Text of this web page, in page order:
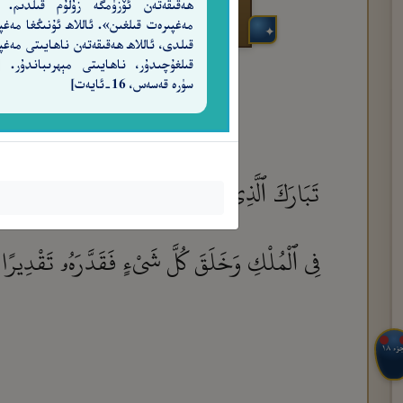
ھەقىقەتەن ئۆزۈمگە زۇلۇم قىلدىم.
مەغپىرەت قىلغىن». ئاللاھ ئۇنىڭغا
قىلدى، ئاللاھ ھەقىقەتەن ناھايىتى
سۈرە قەسەس، 16-ئايەت]
١٨
تَبَارَكَ ٱلَّذِى نَزَّلَ ٱلْفُرْقَانَ عَلَىٰ عَبْدِهِۦ
فِى ٱلْمُلْكِ وَخَلَقَ كُلَّ شَىْءٍ فَقَدَّرَهُۥ تَقْدِيرًا